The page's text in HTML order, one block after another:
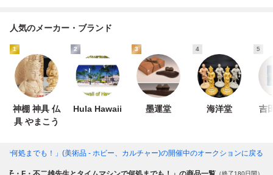
人気のメーカー・ブランド
1
神棚 神具 仏
具 やまこう
2
Hula Hawaii
3
墨運堂
4
海洋堂
5
吉
何処までも！」(美術品 - ホビー、カルチャー)の開催中のオークションに戻る
（終了180日間）